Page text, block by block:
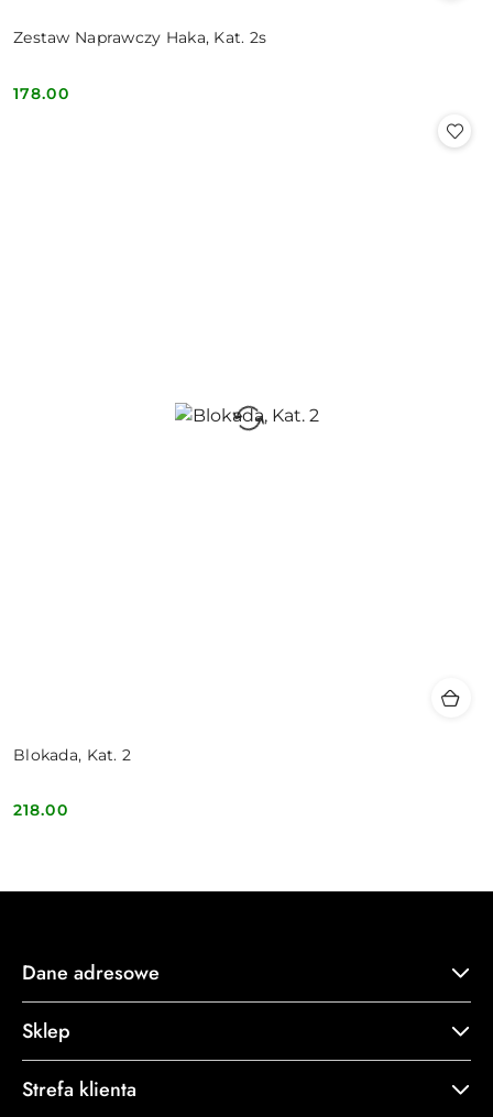
Zestaw Naprawczy Haka, Kat. 2s
Cena:
178.00
Blokada, Kat. 2
Cena:
218.00
Dane adresowe
Sklep
Strefa klienta